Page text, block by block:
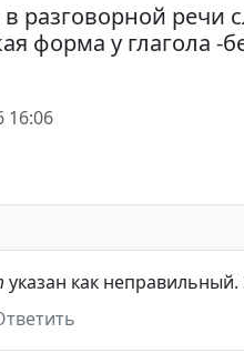
разговорной речи
форма у глагола -
16:06
указан как